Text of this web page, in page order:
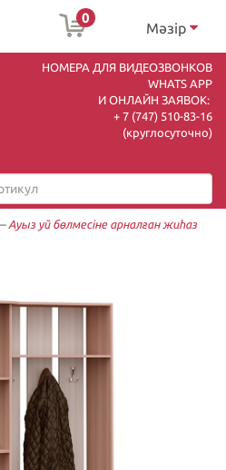
0
Мәзір
НОМЕРА ДЛЯ ВИДЕОЗВОНКОВ
WHATS APP
И ОНЛАЙН ЗАЯВОК:
+ 7 (747) 510-83-16
(круглосуточно)
Ауыз yй бөлмесіне арналған жиһаз